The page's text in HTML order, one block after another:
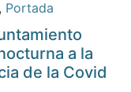
, Portada
a la
de la Covid